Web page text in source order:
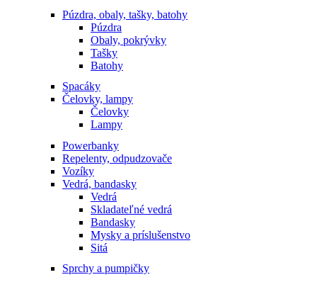
Púzdra, obaly, tašky, batohy
Púzdra
Obaly, pokrývky
Tašky
Batohy
Spacáky
Čelovky, lampy
Čelovky
Lampy
Powerbanky
Repelenty, odpudzovače
Vozíky
Vedrá, bandasky
Vedrá
Skladateľné vedrá
Bandasky
Mysky a príslušenstvo
Sitá
Sprchy a pumpičky